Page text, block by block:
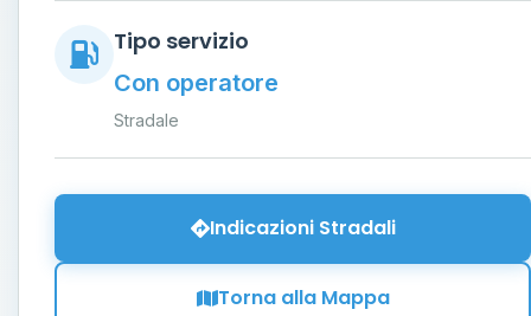
Tipo servizio
Con operatore
Stradale
Indicazioni Stradali
Torna alla Mappa